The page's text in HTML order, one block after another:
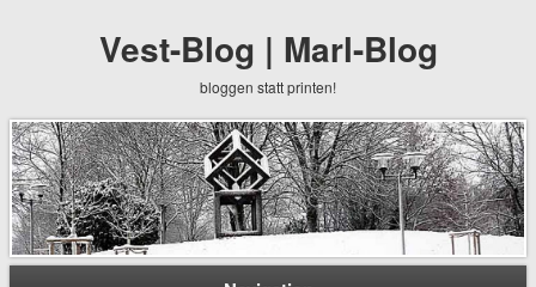
Vest-Blog | Marl-Blog
bloggen statt printen!